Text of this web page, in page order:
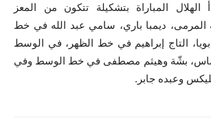
الهلال المباراة بتشكيلة تتكون من المعز
ديمبا باري، سامي عبد الله في خط
التاج إبراهيم في خط الظهر، في الوسط
بشّة وهيثم مصطفى في خط الوسط وفي
وعبده جابر.